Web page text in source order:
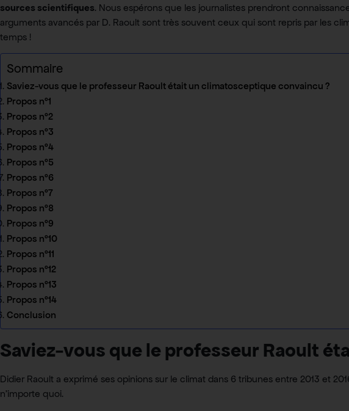
sources scientifiques. Nous espérons que les journalistes prendront
arguments avancés par D. Raoult sont très souvent ceux qui sont repris par les
temps !
Sommaire
Saviez-vous que le professeur Raoult était un climatosceptique convaincu ?
Propos n°1
Propos n°2
Propos n°3
Propos n°4
Propos n°5
Propos n°6
Propos n°7
Propos n°8
Propos n°9
Propos n°10
Propos n°11
Propos n°12
Propos n°13
Propos n°14
Conclusion
Saviez-vous que le professeur Raoult
Didier Raoult a exprimé ses opinions sur le climat dans 6 tribunes entre 2013 et
n’importe quoi.